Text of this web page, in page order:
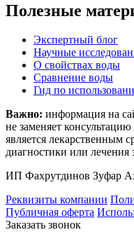
Полезные
Экспертный блог
Научные
О свойствах воды
Сравнение воды
Гид по
Важно: информация на
не заменяет
является лекарственным
диагностики или лечения
ИП Фахрутдинов Зуфар
Реквизиты компании
Публичная оферта
Заказать звонок